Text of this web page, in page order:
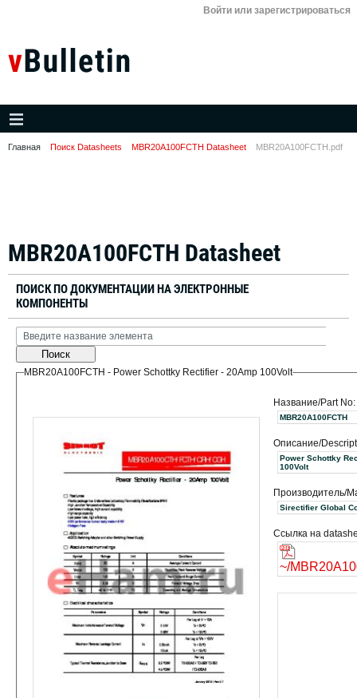
Войти или зарегистрироваться
Главная Поиск Datasheets MBR20A100FCTH Datasheet MBR20A100FCTH.pdf
MBR20A100FCTH Datasheet
ПОИСК ПО ДОКУМЕНТАЦИИ НА ЭЛЕКТРОННЫЕ
КОМПОНЕНТЫ
Поиск
MBR20A100FCTH - Power Schottky Rectifier - 20Amp 100Volt
Название/Part No:
MBR20A100FCTH
Описание/
Power Schottky
100Volt
Производитель/
Ссылка на
~/